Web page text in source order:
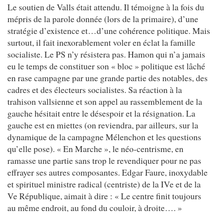
Le soutien de Valls était attendu. Il témoigne à la fois du
mépris de la parole donnée (lors de la primaire), d’une
stratégie d’existence et…d’une cohérence politique. Mais
surtout, il fait inexorablement voler en éclat la famille
socialiste. Le PS n’y résistera pas. Hamon qui n’a jamais
eu le temps de constituer son « bloc » politique est lâché
en rase campagne par une grande partie des notables, des
cadres et des électeurs socialistes. Sa réaction à la
trahison vallsienne et son appel au rassemblement de la
gauche hésitait entre le désespoir et la résignation. La
gauche est en miettes (on reviendra, par ailleurs, sur la
dynamique de la campagne Mélenchon et les questions
qu’elle pose). « En Marche », le néo-centrisme, en
ramasse une partie sans trop le revendiquer pour ne pas
effrayer ses autres composantes. Edgar Faure, inoxydable
et spirituel ministre radical (centriste) de la IVe et de la
Ve République, aimait à dire : « Le centre finit toujours
au même endroit, au fond du couloir, à droite…. »